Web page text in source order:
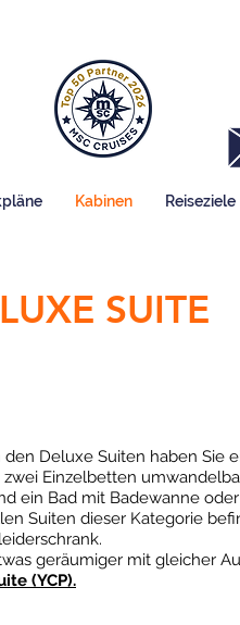
Kabinen Reiseziele
SUITE
den Deluxe Suiten haben Sie
zwei Einzelbetten
ein Bad mit Badewanne
Suiten dieser Kategorie
geräumiger mit gleicher
(YCP).